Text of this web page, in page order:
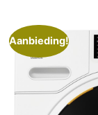
Aanbieding!